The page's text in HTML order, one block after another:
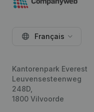
Français
Kantorenpark Everest
Leuvensesteenweg
248D,
1800 Vilvoorde